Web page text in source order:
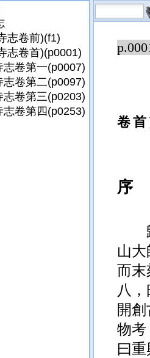
志卷前)(f1)
志卷首)(p0001)
志卷第一(p0007)
志卷第二(p0097)
志卷第三(p0203)
志卷第四(p0253)
卷首
序
山
而末
八
開
物考
曰